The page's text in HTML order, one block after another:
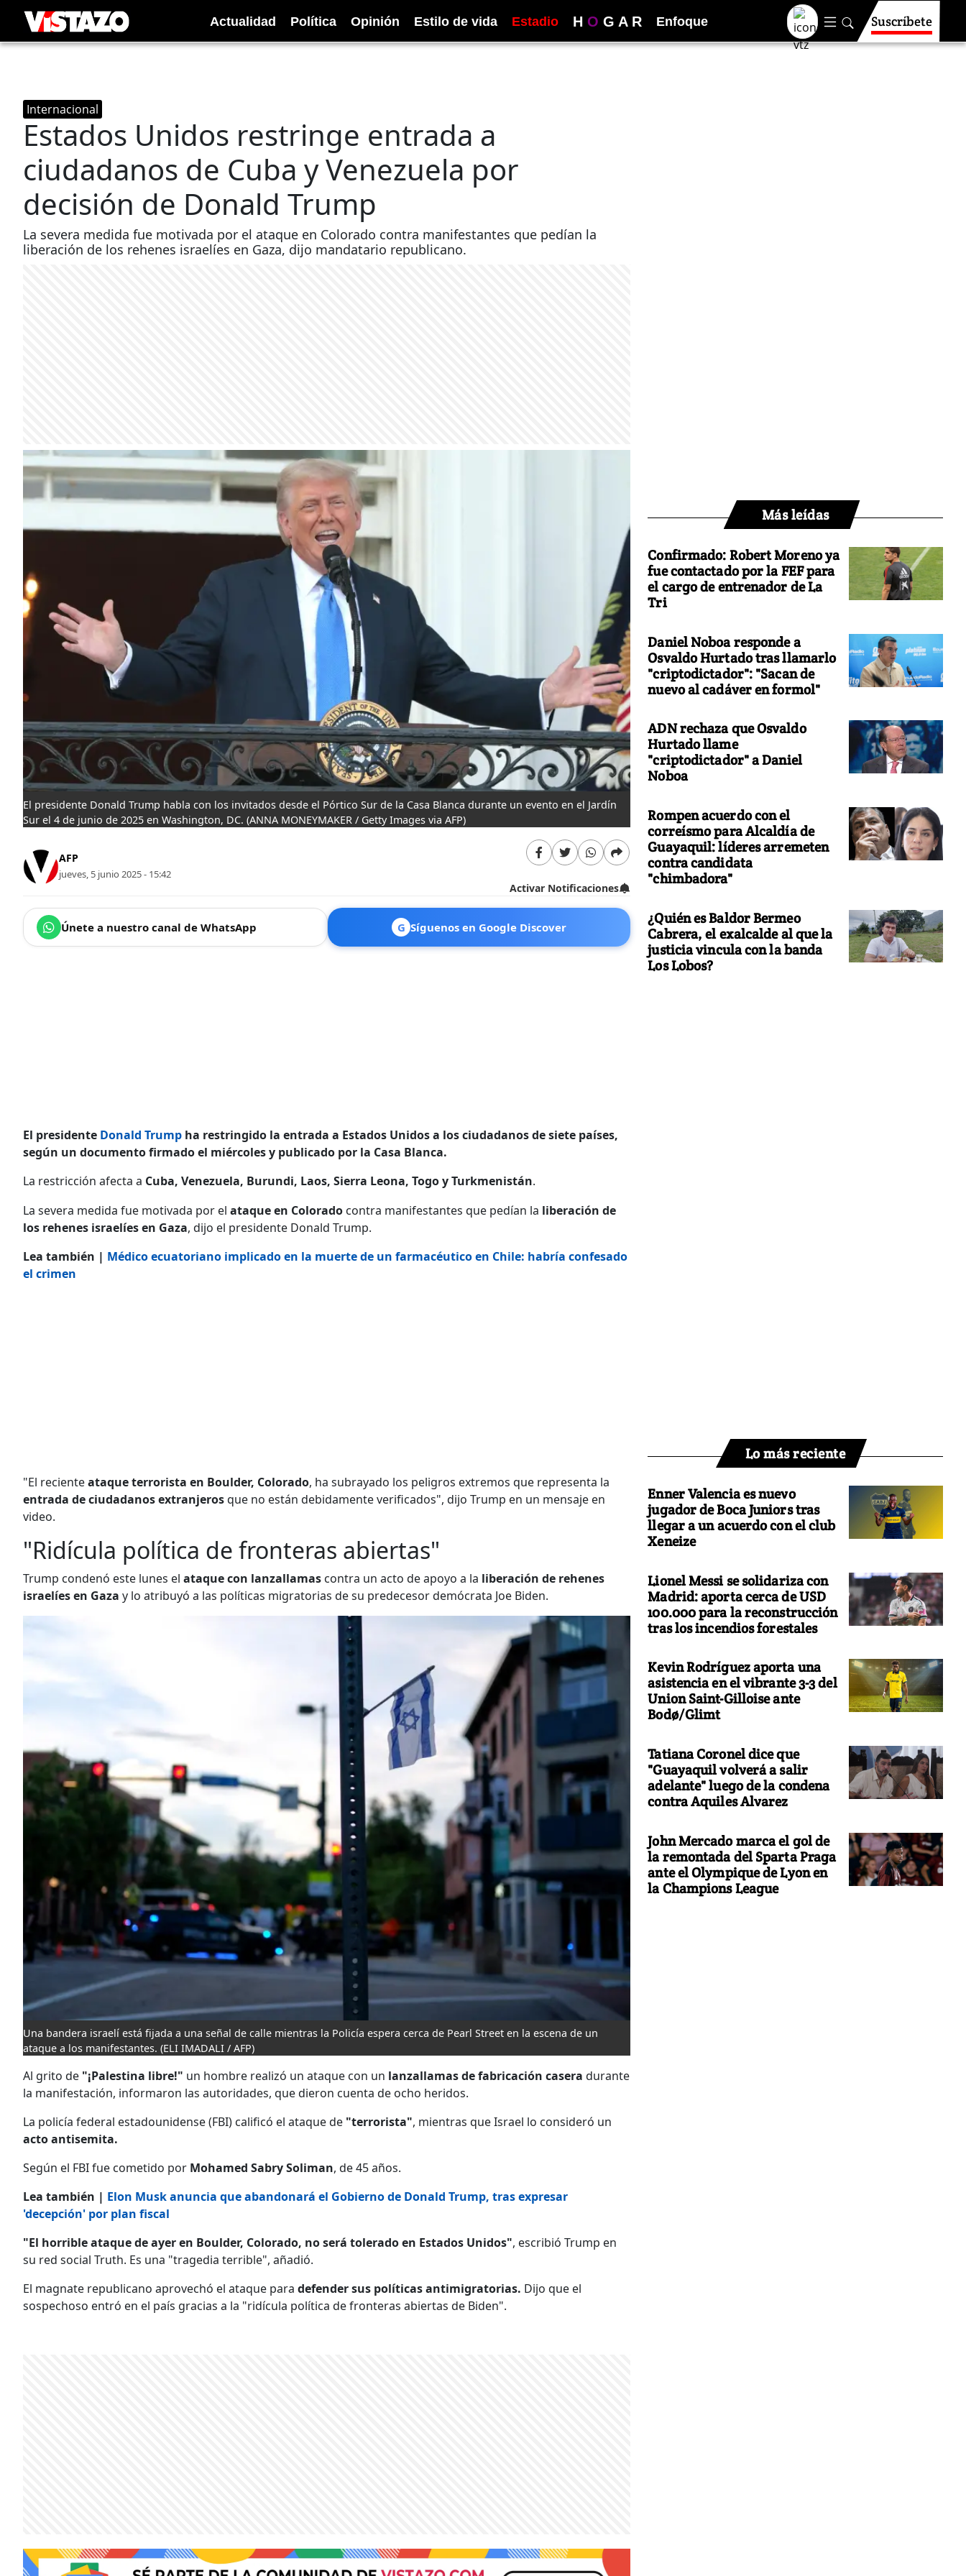
Actualidad Política Opinión Estilo de vida Estadio H O G A R Enfoque Suscríbete
Internacional
Estados Unidos restringe entrada a
ciudadanos de Cuba y Venezuela por
decisión de Donald Trump
La severa medida fue motivada por el ataque en Colorado contra manifestantes que pedían la
liberación de los rehenes israelíes en Gaza, dijo mandatario republicano.
El presidente Donald Trump habla con los invitados desde el Pórtico Sur de la Casa Blanca durante un evento en el Jardín
Sur el 4 de junio de 2025 en Washington, DC. (ANNA MONEYMAKER / Getty Images via AFP)
AFP
jueves, 5 junio 2025 - 15:42
Activar Notificaciones
Únete a nuestro canal de WhatsApp G Síguenos en Google Discover
El presidente Donald Trump ha restringido la entrada a Estados Unidos a los ciudadanos de siete países,
según un documento firmado el miércoles y publicado por la Casa Blanca.
La restricción afecta a Cuba, Venezuela, Burundi, Laos, Sierra Leona, Togo y Turkmenistán.
La severa medida fue motivada por el ataque en Colorado contra manifestantes que pedían la liberación de
los rehenes israelíes en Gaza, dijo el presidente Donald Trump.
Lea también | Médico ecuatoriano implicado en la muerte de un farmacéutico en Chile: habría confesado
el crimen
"El recienteataque terrorista en Boulder, Colorado, ha subrayado los peligros extremos que representa la
entrada de ciudadanos extranjerosque no están debidamente verificados", dijo Trump en un mensaje en
video.
"Ridícula política de fronteras abiertas"
Trump condenó este lunes el ataque con lanzallamas contra un acto de apoyo a la liberación de rehenes
israelíes en Gaza y lo atribuyó a las políticas migratorias de su predecesor demócrata Joe Biden.
Una bandera israelí está fijada a una señal de calle mientras la Policía espera cerca de Pearl Street en la escena de un
ataque a los manifestantes. (ELI IMADALI / AFP)
Al grito de "¡Palestina libre!" un hombre realizó un ataque con un lanzallamas de fabricación casera durante
la manifestación, informaron las autoridades, que dieron cuenta de ocho heridos.
La policía federal estadounidense (FBI) calificó el ataque de "terrorista", mientras que Israel lo consideró un
acto antisemita.
Según el FBI fue cometido por Mohamed Sabry Soliman, de 45 años.
Lea también | Elon Musk anuncia que abandonará el Gobierno de Donald Trump, tras expresar
'decepción' por plan fiscal
"El horrible ataque de ayer en Boulder, Colorado, no será tolerado en Estados Unidos", escribió Trump en
su red social Truth. Es una "tragedia terrible", añadió.
El magnate republicano aprovechó el ataque para defender sus políticas antimigratorias. Dijo que el
sospechoso entró en el país gracias a la "ridícula política de fronteras abiertas de Biden".
Más leídas
Confirmado: Robert Moreno ya
fue contactado por la FEF para
el cargo de entrenador de La
Tri
Daniel Noboa responde a
Osvaldo Hurtado tras llamarlo
"criptodictador": "Sacan de
nuevo al cadáver en formol"
ADN rechaza que Osvaldo
Hurtado llame
"criptodictador" a Daniel
Noboa
Rompen acuerdo con el
correísmo para Alcaldía de
Guayaquil: líderes arremeten
contra candidata
"chimbadora"
¿Quién es Baldor Bermeo
Cabrera, el exalcalde al que la
justicia vincula con la banda
Los Lobos?
Lo más reciente
Enner Valencia es nuevo
jugador de Boca Juniors tras
llegar a un acuerdo con el club
Xeneize
Lionel Messi se solidariza con
Madrid: aporta cerca de USD
100.000 para la reconstrucción
tras los incendios forestales
Kevin Rodríguez aporta una
asistencia en el vibrante 3-3 del
Union Saint-Gilloise ante
Bodø/Glimt
Tatiana Coronel dice que
"Guayaquil volverá a salir
adelante" luego de la condena
contra Aquiles Alvarez
John Mercado marca el gol de
la remontada del Sparta Praga
ante el Olympique de Lyon en
la Champions League